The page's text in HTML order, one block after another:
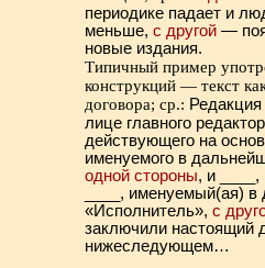
периодике падает и
меньше,с другой —
новые издания.
Типичный пример
конструкций — текст
договора; ср.:
лице главного
действующего на
именуемого в
одной стороны, и
____, именуемый(ая)
«Исполнитель»,с
заключили настоящий
нижеследующем…